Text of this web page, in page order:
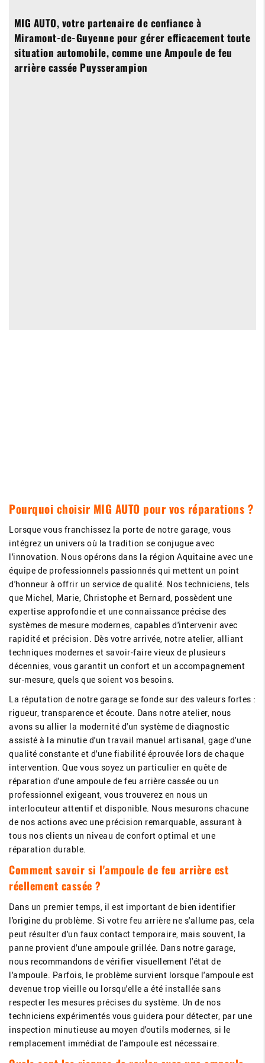
MIG AUTO, votre partenaire de confiance à
Miramont-de-Guyenne pour gérer efficacement toute
situation automobile, comme une Ampoule de feu
arrière cassée Puysserampion
Pourquoi choisir MIG AUTO pour vos réparations ?
Lorsque vous franchissez la porte de notre garage, vous
intégrez un univers où la tradition se conjugue avec
l'innovation. Nous opérons dans la région Aquitaine avec une
équipe de professionnels passionnés qui mettent un point
d'honneur à offrir un service de qualité. Nos techniciens, tels
que Michel, Marie, Christophe et Bernard, possèdent une
expertise approfondie et une connaissance précise des
systèmes de mesure modernes, capables d'intervenir avec
rapidité et précision. Dès votre arrivée, notre atelier, alliant
techniques modernes et savoir-faire vieux de plusieurs
décennies, vous garantit un confort et un accompagnement
sur-mesure, quels que soient vos besoins.
La réputation de notre garage se fonde sur des valeurs fortes :
rigueur, transparence et écoute. Dans notre atelier, nous
avons su allier la modernité d'un système de diagnostic
assisté à la minutie d'un travail manuel artisanal, gage d'une
qualité constante et d'une fiabilité éprouvée lors de chaque
intervention. Que vous soyez un particulier en quête de
réparation d'une ampoule de feu arrière cassée ou un
professionnel exigeant, vous trouverez en nous un
interlocuteur attentif et disponible. Nous mesurons chacune
de nos actions avec une précision remarquable, assurant à
tous nos clients un niveau de confort optimal et une
réparation durable.
Comment savoir si l'ampoule de feu arrière est
réellement cassée ?
Dans un premier temps, il est important de bien identifier
l'origine du problème. Si votre feu arrière ne s'allume pas, cela
peut résulter d'un faux contact temporaire, mais souvent, la
panne provient d'une ampoule grillée. Dans notre garage,
nous recommandons de vérifier visuellement l'état de
l'ampoule. Parfois, le problème survient lorsque l'ampoule est
devenue trop vieille ou lorsqu'elle a été installée sans
respecter les mesures précises du système. Un de nos
techniciens expérimentés vous guidera pour détecter, par une
inspection minutieuse au moyen d'outils modernes, si le
remplacement immédiat de l'ampoule est nécessaire.